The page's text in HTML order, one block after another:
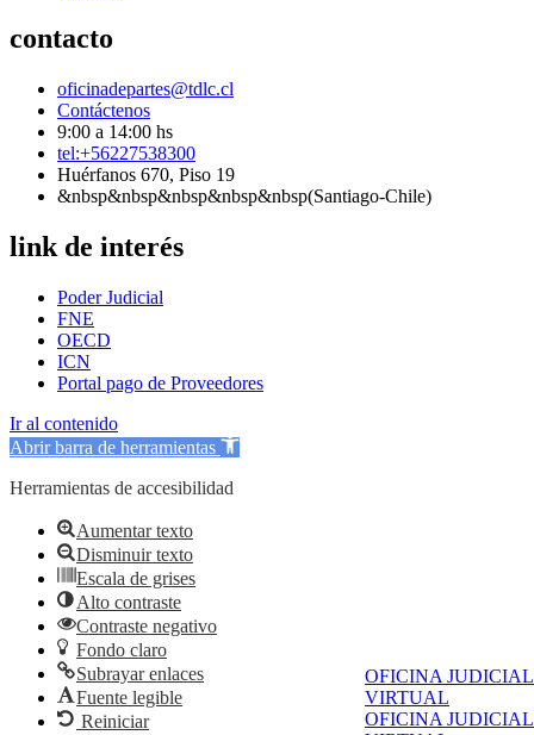
OFICINA JUDICIAL
VIRTUAL
OFICINA JUDICIAL
contacto
oficinadepartes@tdlc.cl
Contáctenos
9:00 a 14:00 hs
tel:+56227538300
Huérfanos 670, Piso 19
&nbsp&nbsp&nbsp&nbsp&nbsp(Santiago-Chile)
link de interés
Poder Judicial
FNE
OECD
ICN
Portal pago de Proveedores
Ir al contenido
Abrir barra de herramientas
Herramientas de accesibilidad
Aumentar texto
Disminuir texto
Escala de grises
Alto contraste
Contraste negativo
Fondo claro
Subrayar enlaces
Fuente legible
Reiniciar